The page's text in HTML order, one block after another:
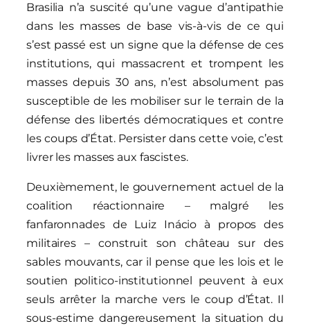
Brasilia n’a suscité qu’une vague d’antipathie
dans les masses de base vis-à-vis de ce qui
s’est passé est un signe que la défense de ces
institutions, qui massacrent et trompent les
masses depuis 30 ans, n’est absolument pas
susceptible de les mobiliser sur le terrain de la
défense des libertés démocratiques et contre
les coups d’État. Persister dans cette voie, c’est
livrer les masses aux fascistes.
Deuxièmement, le gouvernement actuel de la
coalition réactionnaire – malgré les
fanfaronnades de Luiz Inácio à propos des
militaires – construit son château sur des
sables mouvants, car il pense que les lois et le
soutien politico-institutionnel peuvent à eux
seuls arrêter la marche vers le coup d’État. Il
sous-estime dangereusement la situation du